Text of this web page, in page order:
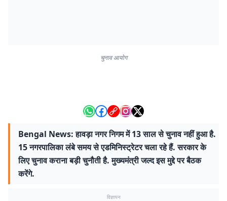
चुनाव आयोग
Bengal News: हावड़ा नगर निगम में 13 साल से चुनाव नहीं हुआ है.
15 नगरपालिका लंबे समय से एडमिनिस्ट्रेटर चला रहे हैं. सरकार के
लिए चुनाव कराना बड़ी चुनौती है. मुख्यमंत्री जल्द इस मुद्दे पर बैठक
करेंगे.
विज्ञापन